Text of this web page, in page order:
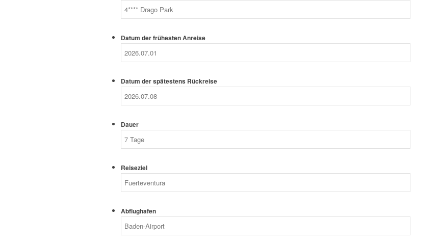
Datum der frühesten Anreise
Datum der spätestens Rückreise
Dauer
Reiseziel
Abflughafen